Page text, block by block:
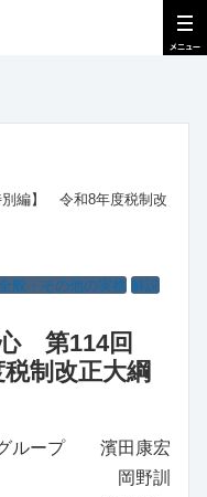
編】 令和8年度税制改
般・その他の実務 解説
第114回
制改正大綱
グループ 濱田康宏
岡野訓